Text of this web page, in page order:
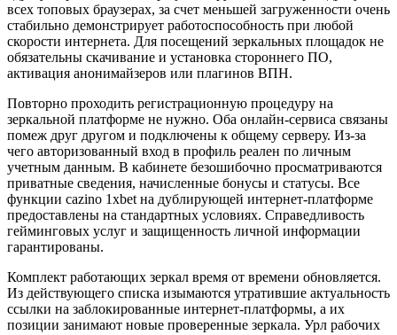
всех топовых браузерах, за счет меньшей загруженности очень
стабильно демонстрирует работоспособность при любой
скорости интернета. Для посещений зеркальных площадок не
обязательны скачивание и установка стороннего ПО,
активация анонимайзеров или плагинов ВПН.
Повторно проходить регистрационную процедуру на
зеркальной платформе не нужно. Оба онлайн-сервиса связаны
помеж друг другом и подключены к общему серверу. Из-за
чего авторизованный вход в профиль реален по личным
учетным данным. В кабинете безошибочно просматриваются
приватные сведения, начисленные бонусы и статусы. Все
функции cazino 1xbet на дублирующей интернет-платформе
предоставлены на стандартных условиях. Справедливость
гейминговых услуг и защищенность личной информации
гарантированы.
Комплект работающих зеркал время от времени обновляется.
Из действующего списка изымаются утратившие актуальность
ссылки на заблокированные интернет-платформы, а их
позиции занимают новые проверенные зеркала. Урл рабочих